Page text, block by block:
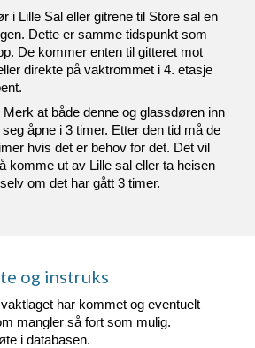
i Lille Sal eller gitrene til Store sal en
Dette er samme tidspunkt som
De kommer enten til gitteret mot
direkte på vaktrommet i 4. etasje
Merk at både denne og glassdøren inn
åpne i 3 timer. Etter den tid må de
hvis det er behov for det. Det vil
komme ut av Lille sal eller ta heisen
om det har gått 3 timer.
og instruks
har kommet og eventuelt
mangler så fort som mulig.
i databasen.